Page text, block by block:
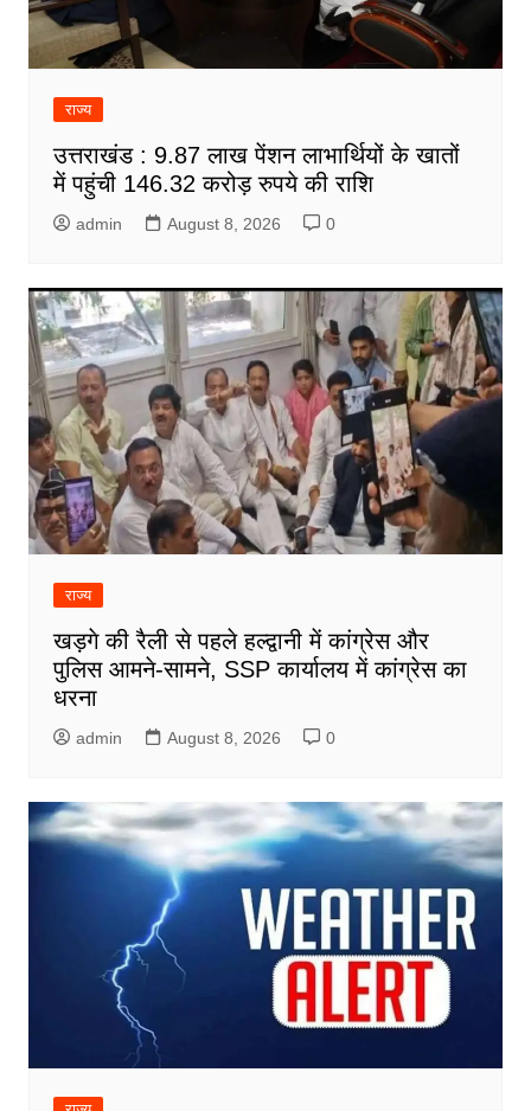
राज्य
उत्तराखंड : 9.87 लाख पेंशन लाभार्थियों के खातों
में पहुंची 146.32 करोड़ रुपये की राशि
admin August 8, 2026 0
राज्य
खड़गे की रैली से पहले हल्द्वानी में कांग्रेस और
पुलिस आमने-सामने, SSP कार्यालय में कांग्रेस का
धरना
admin August 8, 2026 0